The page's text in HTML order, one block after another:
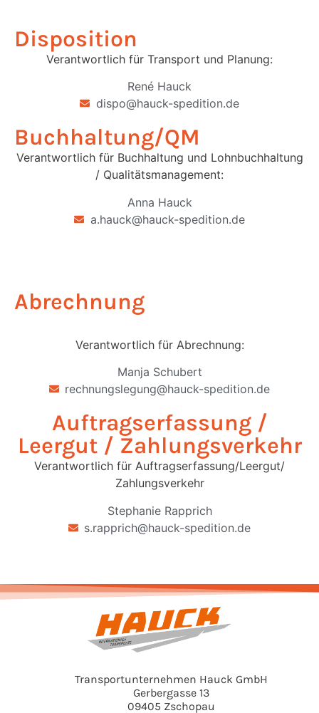
Disposition
Verantwortlich für Transport und Planung:
René Hauck
dispo@hauck-spedition.de
Buchhaltung/QM
Verantwortlich für Buchhaltung und Lohnbuchhaltung
/ Qualitätsmanagement:
Anna Hauck
a.hauck@hauck-spedition.de
Abrechnung
Verantwortlich für Abrechnung:
Manja Schubert
rechnungslegung@hauck-spedition.de
Auftragserfassung /
Leergut / Zahlungsverkehr
Verantwortlich für Auftragserfassung/Leergut/
Zahlungsverkehr
Stephanie Rapprich
s.rapprich@hauck-spedition.de
Transportunternehmen Hauck GmbH
Gerbergasse 13
09405 Zschopau